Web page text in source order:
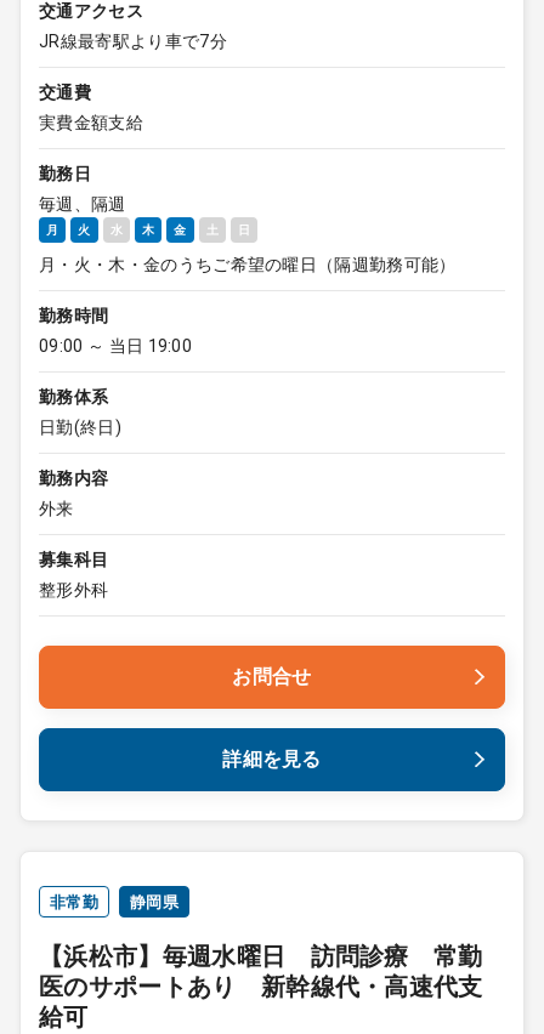
交通アクセス
JR線最寄駅より車で7分
交通費
実費金額支給
勤務日
毎週、隔週
月 火 水 木 金 土 日
月・火・木・金のうちご希望の曜日（隔週勤務可能）
勤務時間
09:00 ～ 当日 19:00
勤務体系
日勤(終日)
勤務内容
外来
募集科目
整形外科
お問合せ
詳細を見る
非常勤 静岡県
【浜松市】毎週水曜日 訪問診療 常勤
医のサポートあり 新幹線代・高速代支
給可